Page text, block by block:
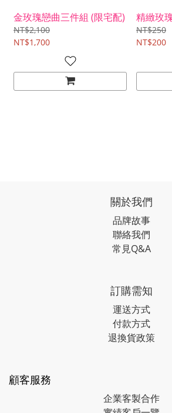
金玫瑰戀曲三件組 (限宅配)
NT$2,100
NT$1,700
精緻玫
NT$250
NT$200
關於我們
品牌故事
聯絡我們
常見Q&A
訂購需知
運送方式
付款方式
退換貨政策
顧客服務
企業客製合作